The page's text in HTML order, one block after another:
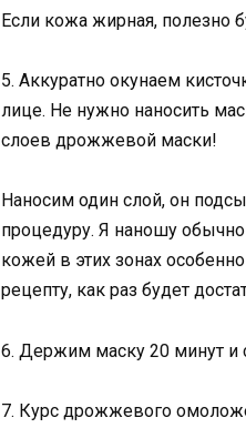
Если кожа жирная, полезно
5. Аккуратно окунаем
лице. Не нужно наносить
слоев дрожжевой маски!
Наносим один слой, он
процедуру. Я наношу
кожей в этих зонах
рецепту, как раз будет
6. Держим маску 20 минут и
7. Курс дрожжевого